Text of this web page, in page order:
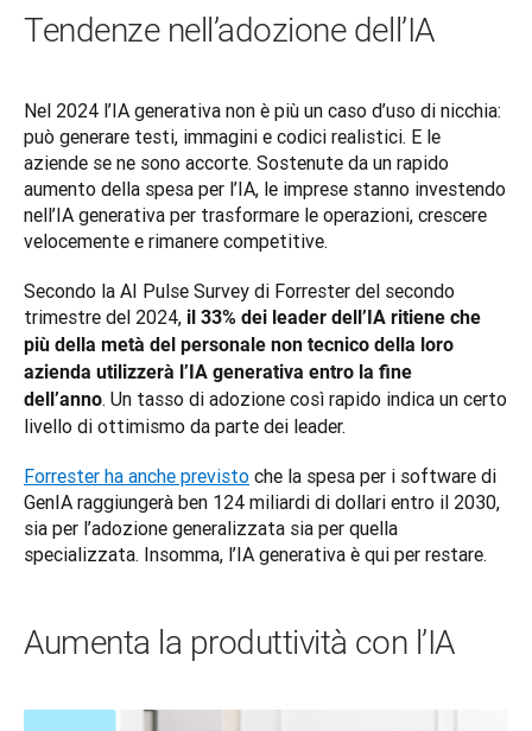
Tendenze nell’adozione dell’IA
Nel 2024 l’IA generativa non è più un caso d’uso di nicchia:
può generare testi, immagini e codici realistici. E le
aziende se ne sono accorte. Sostenute da un rapido
aumento della spesa per l’IA, le imprese stanno investendo
nell’IA generativa per trasformare le operazioni, crescere
velocemente e rimanere competitive.
Secondo la AI Pulse Survey di Forrester del secondo
trimestre del 2024, il 33% dei leader dell’IA ritiene che
più della metà del personale non tecnico della loro
azienda utilizzerà l’IA generativa entro la fine
dell’anno. Un tasso di adozione così rapido indica un certo
livello di ottimismo da parte dei leader.
Forrester ha anche previsto che la spesa per i software di
GenIA raggiungerà ben 124 miliardi di dollari entro il 2030,
sia per l’adozione generalizzata sia per quella
specializzata. Insomma, l’IA generativa è qui per restare.
Aumenta la produttività con l’IA